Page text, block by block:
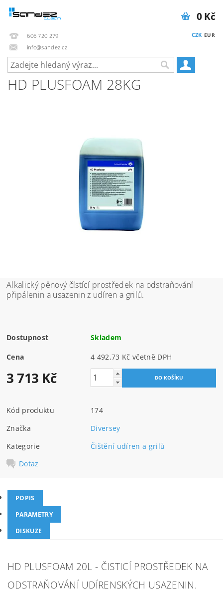
606 720 279
info@sandez.cz
CZK EUR
0 Kč
HD PLUSFOAM 28KG
Alkalický pěnový čístící prostředek na odstraňování
připálenin a usazenin z udíren a grilů.
Dostupnost Skladem
Cena 4 492,73 Kč včetně DPH
3 713 Kč
Kód produktu
174
Značka
Diversey
Kategorie
Čištění udíren a grilů
Dotaz
POPIS
PARAMETRY
DISKUZE
HD PLUSFOAM 20L - ČISTICÍ PROSTŘEDEK NA
ODSTRAŇOVÁNÍ UDÍRENSKÝCH USAZENIN.